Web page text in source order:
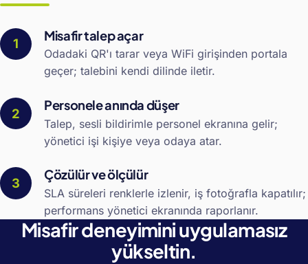
Misafir talep açar
Odadaki QR'ı tarar veya WiFi girişinden portala
geçer; talebini kendi dilinde iletir.
Personele anında düşer
Talep, sesli bildirimle personel ekranına gelir;
yönetici işi kişiye veya odaya atar.
Çözülür ve ölçülür
SLA süreleri renklerle izlenir, iş fotoğrafla kapatılır;
performans yönetici ekranında raporlanır.
Misafir deneyimini uygulamasız
yükseltin.